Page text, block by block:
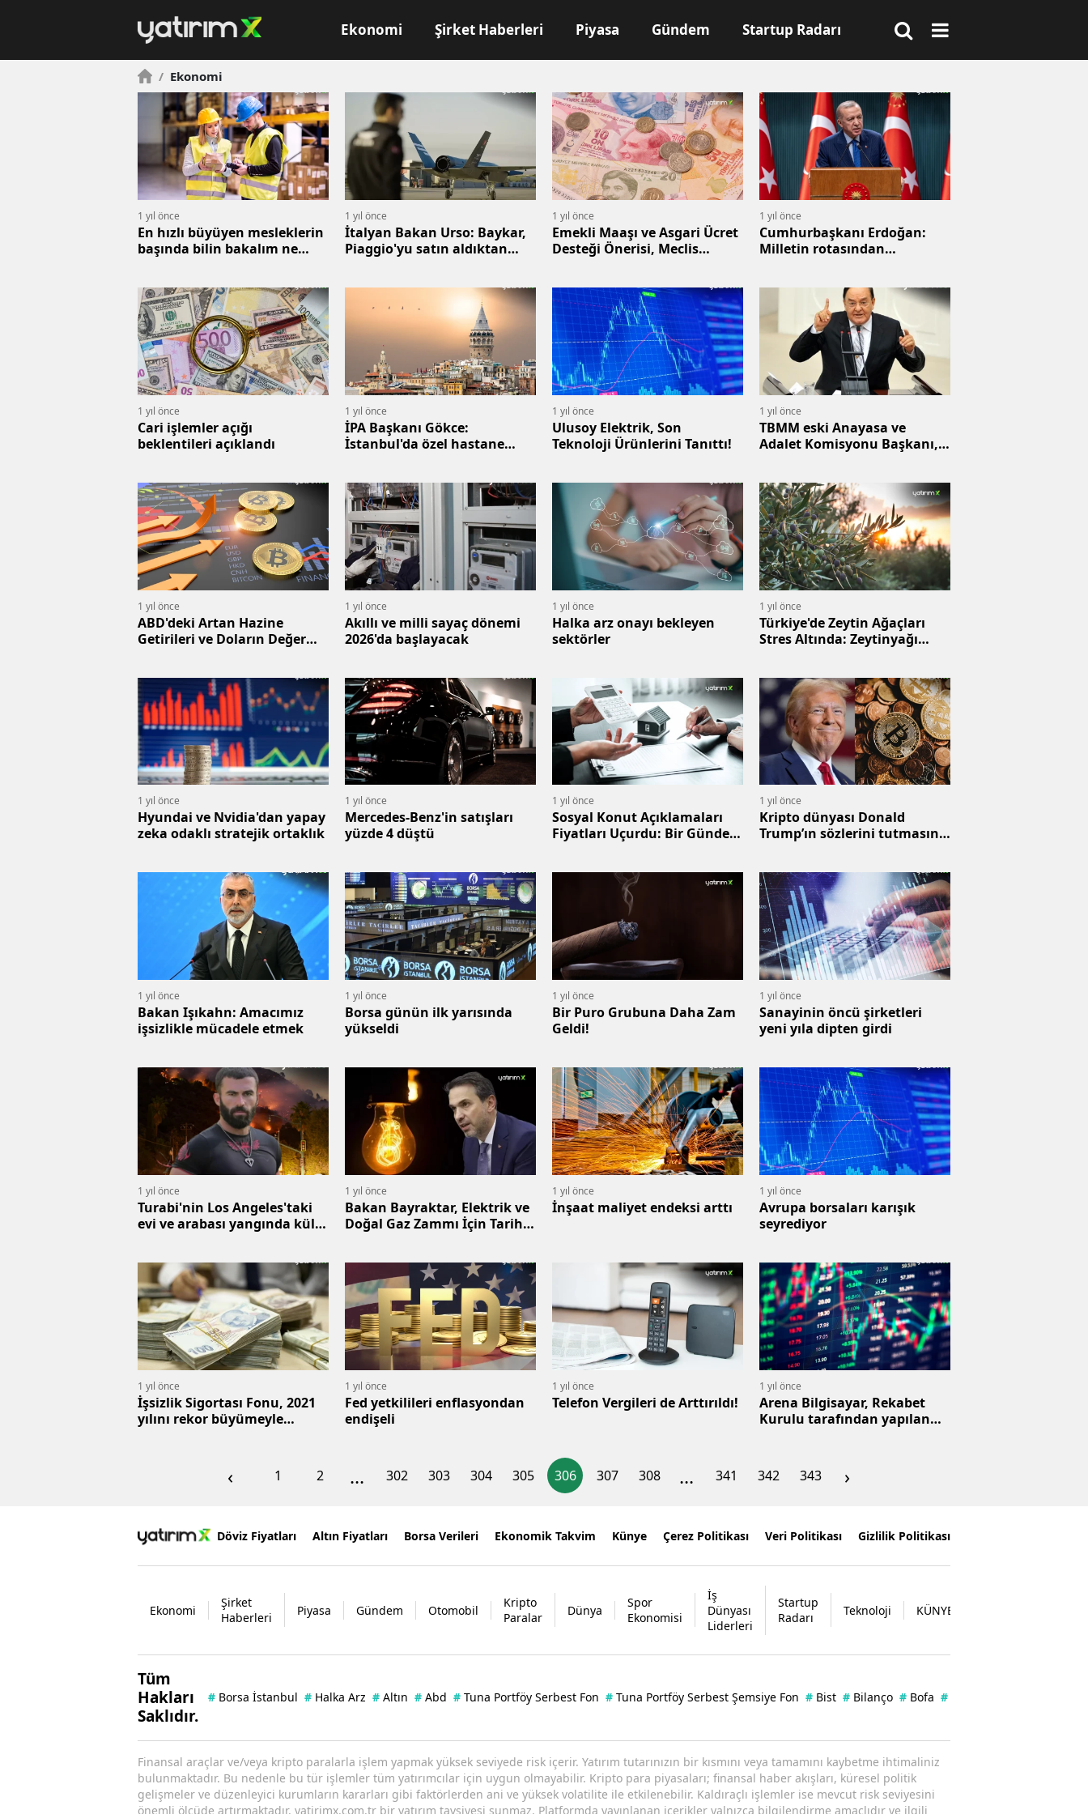
Ekonomi Şirket Haberleri Piyasa Gündem Startup Radarı
/ Ekonomi
1 yıl önce
En hızlı büyüyen mesleklerin
başında bilin bakalım ne
1 yıl önce
İtalyan Bakan Urso: Baykar,
Piaggio'yu satın aldıktan
1 yıl önce
Emekli Maaşı ve Asgari Ücret
Desteği Önerisi, Meclis
1 yıl önce
Cumhurbaşkanı Erdoğan:
Milletin rotasından
1 yıl önce
Cari işlemler açığı
beklentileri açıklandı
1 yıl önce
İPA Başkanı Gökce:
İstanbul'da özel hastane
1 yıl önce
Ulusoy Elektrik, Son
Teknoloji Ürünlerini Tanıttı!
1 yıl önce
TBMM eski Anayasa ve
Adalet Komisyonu Başkanı,
1 yıl önce
ABD'deki Artan Hazine
Getirileri ve Doların Değer
1 yıl önce
Akıllı ve milli sayaç dönemi
2026'da başlayacak
1 yıl önce
Halka arz onayı bekleyen
sektörler
1 yıl önce
Türkiye'de Zeytin Ağaçları
Stres Altında: Zeytinyağı
1 yıl önce
Hyundai ve Nvidia'dan yapay
zeka odaklı stratejik ortaklık
1 yıl önce
Mercedes-Benz'in satışları
yüzde 4 düştü
1 yıl önce
Sosyal Konut Açıklamaları
Fiyatları Uçurdu: Bir Günde
1 yıl önce
Kripto dünyası Donald
Trump’ın sözlerini tutmasını
1 yıl önce
Bakan Işıkahn: Amacımız
işsizlikle mücadele etmek
1 yıl önce
Borsa günün ilk yarısında
yükseldi
1 yıl önce
Bir Puro Grubuna Daha Zam
Geldi!
1 yıl önce
Sanayinin öncü şirketleri
yeni yıla dipten girdi
1 yıl önce
Turabi'nin Los Angeles'taki
evi ve arabası yangında kül
1 yıl önce
Bakan Bayraktar, Elektrik ve
Doğal Gaz Zammı İçin Tarih
1 yıl önce
İnşaat maliyet endeksi arttı
1 yıl önce
Avrupa borsaları karışık
seyrediyor
1 yıl önce
İşsizlik Sigortası Fonu, 2021
yılını rekor büyümeyle
1 yıl önce
Fed yetkilileri enflasyondan
endişeli
1 yıl önce
Telefon Vergileri de Arttırıldı!
1 yıl önce
Arena Bilgisayar, Rekabet
Kurulu tarafından yapılan
‹ 1 2 ... 302 303 304 305 306 307 308 ... 341 342 343 ›
Döviz Fiyatları Altın Fiyatları Borsa Verileri Ekonomik Takvim Künye Çerez Politikası Veri Politikası Gizlilik Politikası
Ekonomi
Şirket
Haberleri
Piyasa Gündem Otomobil
Kripto
Paralar
Dünya
Spor
Ekonomisi
İş
Dünyası
Liderleri
Startup
Radarı
Teknoloji KÜNYE
Tüm
Hakları
Saklıdır.
# Borsa İstanbul # Halka Arz # Altın # Abd # Tuna Portföy Serbest Fon # Tuna Portföy Serbest Şemsiye Fon # Bist # Bilanço # Bofa #
Finansal araçlar ve/veya kripto paralarla işlem yapmak yüksek seviyede risk içerir. Yatırım tutarınızın bir kısmını veya tamamını kaybetme ihtimaliniz
bulunmaktadır. Bu nedenle bu tür işlemler tüm yatırımcılar için uygun olmayabilir. Kripto para piyasaları; finansal haber akışları, küresel politik
gelişmeler ve düzenleyici kurumların kararları gibi faktörlerden ani ve yüksek volatilite ile etkilenebilir. Kaldıraçlı işlemler ise mevcut risk seviyesini
önemli ölçüde artırmaktadır. yatirimx.com.tr bir yatırım tavsiyesi sunmaz. Platformda yayınlanan içerikler yalnızca bilgilendirme amaçlıdır ve ilgili